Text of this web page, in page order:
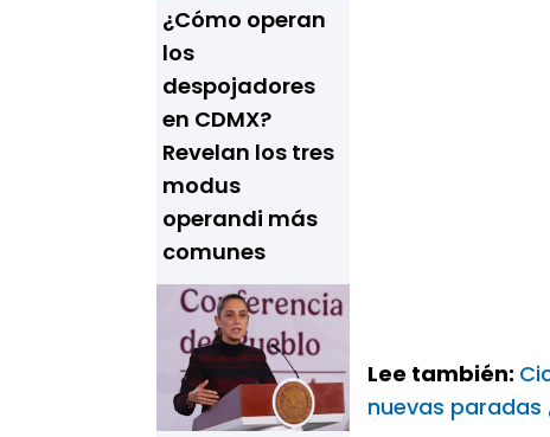
¿Cómo operan
los
despojadores
en CDMX?
Revelan los tres
modus
operandi más
comunes
Lee también:
nuevas paradas